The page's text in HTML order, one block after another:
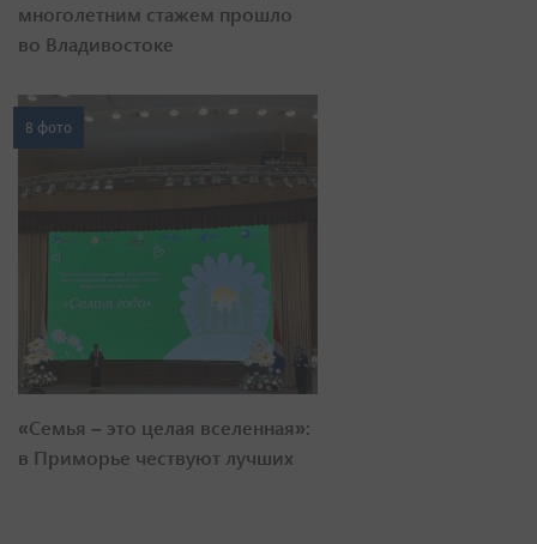
многолетним стажем прошло
во Владивостоке
8 фото
«Семья – это целая вселенная»:
в Приморье чествуют лучших